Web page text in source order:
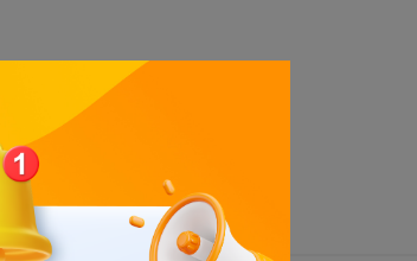
Yorumlar (0)